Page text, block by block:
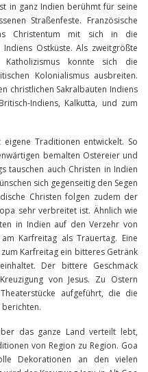
in ganz Indien berühmt für seine
Straßenfeste. Französische
Christentum mit sich in die
Ostküste. Als zweitgrößte
konnte sich die
Kolonialismus ausbreiten.
christlichen Sakralbauten Indiens
Indiens, Kalkutta, und zum
Traditionen entwickelt. So
bemalten Ostereier und
tauschen auch Christen in Indien
sich gegenseitig den Segen
Christen folgen zudem der
sehr verbreitet ist. Ähnlich wie
in Indien auf den Verzehr von
Karfreitag als Trauertag. Eine
Karfreitag ein bitteres Getränk
Der bittere Geschmack
von Jesus. Zu Ostern
aufgeführt, die die
berichten.
das ganze Land verteilt lebt,
von Region zu Region. Goa
Dekorationen an den vielen